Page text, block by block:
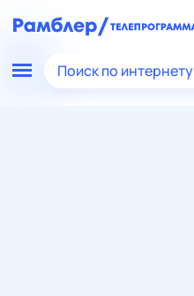
Поиск по интернету